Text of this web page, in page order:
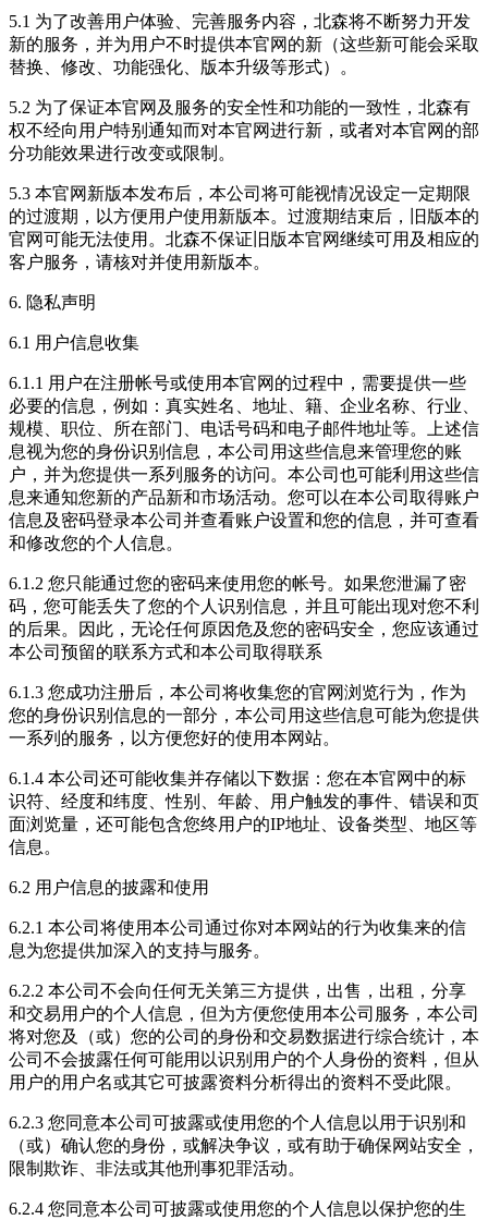
5.1 为了改善用户体验、完善服务内容，北森将不断努力开发
新的服务，并为用户不时提供本官网的新（这些新可能会采取
替换、修改、功能强化、版本升级等形式）。
5.2 为了保证本官网及服务的安全性和功能的一致性，北森有
权不经向用户特别通知而对本官网进行新，或者对本官网的部
分功能效果进行改变或限制。
5.3 本官网新版本发布后，本公司将可能视情况设定一定期限
的过渡期，以方便用户使用新版本。过渡期结束后，旧版本的
官网可能无法使用。北森不保证旧版本官网继续可用及相应的
客户服务，请核对并使用新版本。
6. 隐私声明
6.1 用户信息收集
6.1.1 用户在注册帐号或使用本官网的过程中，需要提供一些
必要的信息，例如：真实姓名、地址、籍、企业名称、行业、
规模、职位、所在部门、电话号码和电子邮件地址等。上述信
息视为您的身份识别信息，本公司用这些信息来管理您的账
户，并为您提供一系列服务的访问。本公司也可能利用这些信
息来通知您新的产品新和市场活动。您可以在本公司取得账户
信息及密码登录本公司并查看账户设置和您的信息，并可查看
和修改您的个人信息。
6.1.2 您只能通过您的密码来使用您的帐号。如果您泄漏了密
码，您可能丢失了您的个人识别信息，并且可能出现对您不利
的后果。因此，无论任何原因危及您的密码安全，您应该通过
本公司预留的联系方式和本公司取得联系
6.1.3 您成功注册后，本公司将收集您的官网浏览行为，作为
您的身份识别信息的一部分，本公司用这些信息可能为您提供
一系列的服务，以方便您好的使用本网站。
6.1.4 本公司还可能收集并存储以下数据：您在本官网中的标
识符、经度和纬度、性别、年龄、用户触发的事件、错误和页
面浏览量，还可能包含您终用户的IP地址、设备类型、地区等
信息。
6.2 用户信息的披露和使用
6.2.1 本公司将使用本公司通过你对本网站的行为收集来的信
息为您提供加深入的支持与服务。
6.2.2 本公司不会向任何无关第三方提供，出售，出租，分享
和交易用户的个人信息，但为方便您使用本公司服务，本公司
将对您及（或）您的公司的身份和交易数据进行综合统计，本
公司不会披露任何可能用以识别用户的个人身份的资料，但从
用户的用户名或其它可披露资料分析得出的资料不受此限。
6.2.3 您同意本公司可披露或使用您的个人信息以用于识别和
（或）确认您的身份，或解决争议，或有助于确保网站安全，
限制欺诈、非法或其他刑事犯罪活动。
6.2.4 您同意本公司可披露或使用您的个人信息以保护您的生